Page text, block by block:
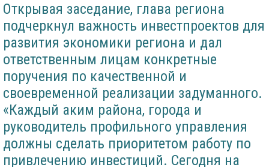
Открывая заседание, глава региона
подчеркнул важность инвестпроектов для
развития экономики региона и дал
ответственным лицам конкретные
поручения по качественной и
своевременной реализации задуманного.
«Каждый аким района, города и
руководитель профильного управления
должны сделать приоритетом работу по
привлечению инвестиций. Сегодня на